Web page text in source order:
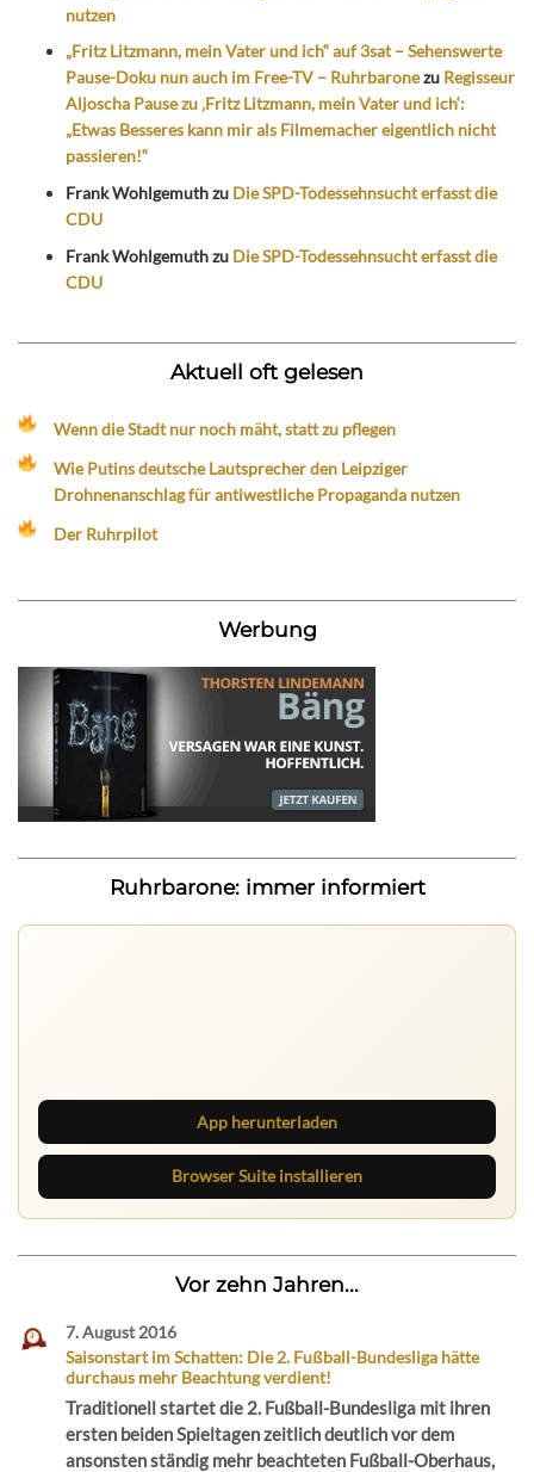
nutzen
„Fritz Litzmann, mein Vater und ich“ auf 3sat – Sehenswerte
Pause-Doku nun auch im Free-TV – Ruhrbaronezu Regisseur
Aljoscha Pause zu ‚Fritz Litzmann, mein Vater und ich‘:
„Etwas Besseres kann mir als Filmemacher eigentlich nicht
passieren!“
Frank Wohlgemuthzu Die SPD-Todessehnsucht erfasst die
CDU
Frank Wohlgemuthzu Die SPD-Todessehnsucht erfasst die
CDU
Aktuell oft gelesen
Wenn die Stadt nur noch mäht, statt zu pflegen
Wie Putins deutsche Lautsprecher den Leipziger
Drohnenanschlag für antiwestliche Propaganda nutzen
Der Ruhrpilot
Werbung
Ruhrbarone: immer informiert
App herunterladen
Browser Suite installieren
Vor zehn Jahren...
7. August 2016
Saisonstart im Schatten: Die 2. Fußball-Bundesliga hätte
durchaus mehr Beachtung verdient!
Traditionell startet die 2. Fußball-Bundesliga mit ihren
ersten beiden Spieltagen zeitlich deutlich vor dem
ansonsten ständig mehr beachteten Fußball-Oberhaus,